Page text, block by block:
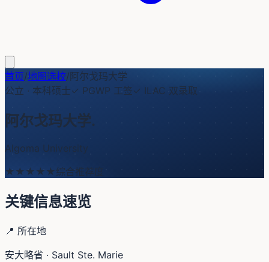
首页/地图选校/阿尔戈玛大学
公立 · 本科硕士✓ PGWP 工签✓ ILAC 双录取
阿尔戈玛大学.
Algoma University
★★★ ★★ 综合推荐度
关键信息速览
📍 所在地
安大略省 · Sault Ste. Marie